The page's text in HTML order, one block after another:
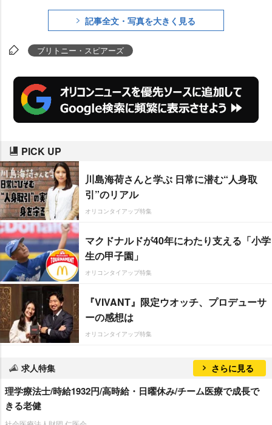
記事全文・写真を大きく見る
ブリトニー・スピアーズ
PICK UP
川島海荷さんと学ぶ 日常に潜む“人身取
引”のリアル
オリコンタイアップ特集
マクドナルドが40年にわたり支える「小学
生の甲子園」
オリコンタイアップ特集
『VIVANT』限定ウオッチ、プロデューサ
ーの感想は
オリコンタイアップ特集
求人特集 さらに見る
理学療法士/時給1932円/高時給・日曜休み/チーム医療で成長で
きる老健